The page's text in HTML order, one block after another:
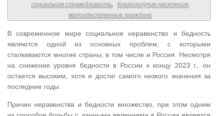
социальная справедливость, благополучие населения,
малообеспеченные граждане
В современном мире социальное неравенство и бедность
являются одной из основных проблем, с которыми
сталкиваются многие страны, в том числе и Россия. Несмотря
на снижение уровня бедности в России к концу 2023 г., он
остается высоким, хотя и достиг самого низкого значения за
последние годы.
Причин неравенства и бедности множество, при этом одним